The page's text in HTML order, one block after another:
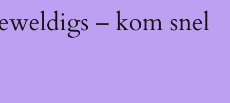
– kom snel